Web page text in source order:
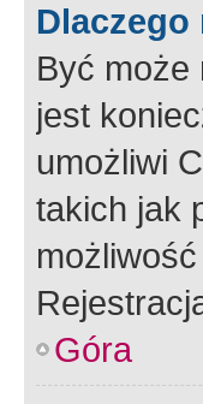
Być może
jest
umożliwi
takich jak
Góra